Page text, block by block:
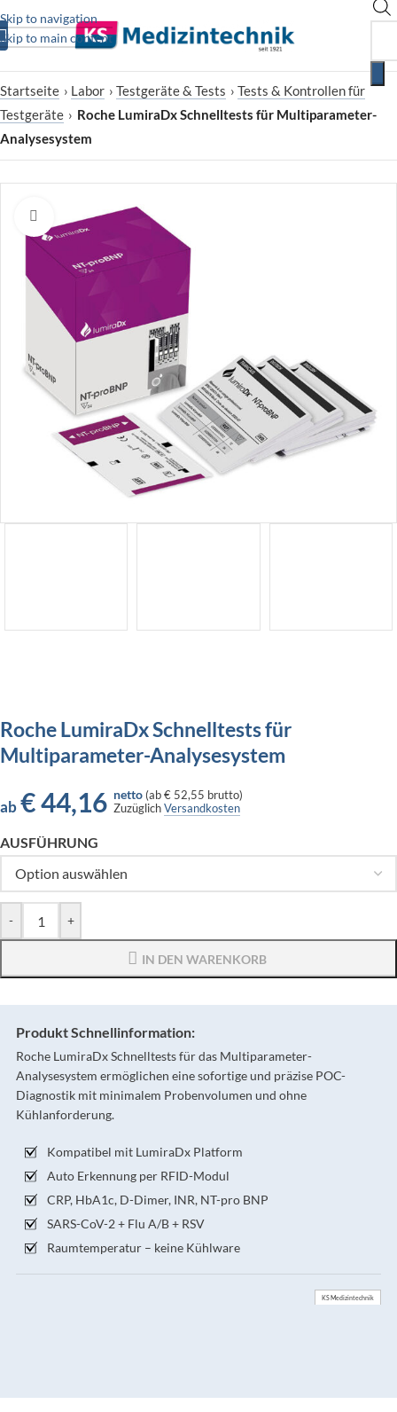
Skip to navigation
Skip to main content
Startseite › Labor › Testgeräte & Tests › Tests & Kontrollen für
Testgeräte › Roche LumiraDx Schnelltests für Multiparameter-
Analysesystem
Zum Vergrößern klicken
Roche LumiraDx Schnelltests für
Multiparameter-Analysesystem
ab €44,16 netto (ab€ 52,55 brutto)
ZuzüglichVersandkosten
AUSFÜHRUNG
- +
IN DEN WARENKORB
Produkt Schnellinformation:
Roche LumiraDx Schnelltests für das Multiparameter-
Analysesystem ermöglichen eine sofortige und präzise POC-
Diagnostik mit minimalem Probenvolumen und ohne
Kühlanforderung.
Kompatibel mit LumiraDx Platform
Auto Erkennung per RFID-Modul
CRP, HbA1c, D-Dimer, INR, NT-pro BNP
SARS-CoV-2 + Flu A/B + RSV
Raumtemperatur – keine Kühlware
KS Medizintechnik